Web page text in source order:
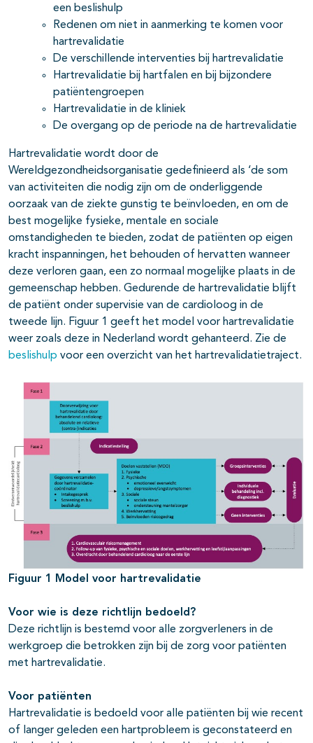
een beslishulp
Redenen om niet in aanmerking te komen voor
hartrevalidatie
De verschillende interventies bij hartrevalidatie
Hartrevalidatie bij hartfalen en bij bijzondere
patiëntengroepen
Hartrevalidatie in de kliniek
De overgang op de periode na de hartrevalidatie
Hartrevalidatie wordt door de
Wereldgezondheidsorganisatie gedefinieerd als ‘de som
van activiteiten die nodig zijn om de onderliggende
oorzaak van de ziekte gunstig te beïnvloeden, en om de
best mogelijke fysieke, mentale en sociale
omstandigheden te bieden, zodat de patiënten op eigen
kracht inspanningen, het behouden of hervatten wanneer
deze verloren gaan, een zo normaal mogelijke plaats in de
gemeenschap hebben. Gedurende de hartrevalidatie blijft
de patiënt onder supervisie van de cardioloog in de
tweede lijn. Figuur 1 geeft het model voor hartrevalidatie
weer zoals deze in Nederland wordt gehanteerd. Zie de
beslishulp voor een overzicht van het hartrevalidatietraject.
Figuur 1 Model voor hartrevalidatie
Voor wie is deze richtlijn bedoeld?
Deze richtlijn is bestemd voor alle zorgverleners in de
werkgroep die betrokken zijn bij de zorg voor patiënten
met hartrevalidatie.
Voor patiënten
Hartrevalidatie is bedoeld voor alle patiënten bij wie recent
of langer geleden een hartprobleem is geconstateerd en